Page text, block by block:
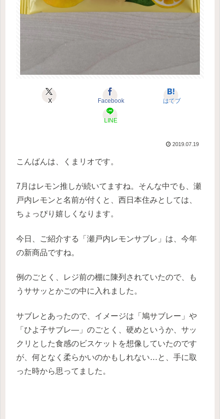
X Facebook はてブ
LINE
2019.07.19
こんばんは、くまリオです。
7月はレモン推しが続いてますね。そんな中でも、瀬
戸内レモンと名前が付くと、西日本住みとしては、
ちょっぴり嬉しくなります。
今日、ご紹介する「瀬戸内レモンサブレ」は、今年
の新商品ですね。
例のごとく、レジ前の棚に陳列されていたので、も
うササッとかごの中に入れました。
サブレとあったので、イメージは「鳩サブレー」や
「ひよ子サブレ―」のごとく、硬めというか、サッ
クリとした食感のビスケットを想像していたのです
が、何となく柔らかいのかもしれない…と、手に取
った時から思ってました。